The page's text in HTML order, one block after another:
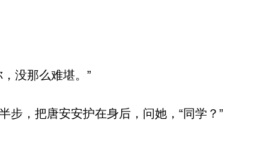
没那么难堪。”
，把唐安安护在身后，问她，“同学？”